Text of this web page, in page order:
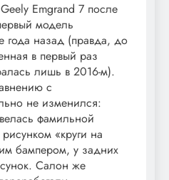
Emgrand 7 после
модель
года назад (правда, до
в первый раз
лишь в 2016-м).
с
не изменился:
фамильной
«круги на
бампером, у задних
Салон же